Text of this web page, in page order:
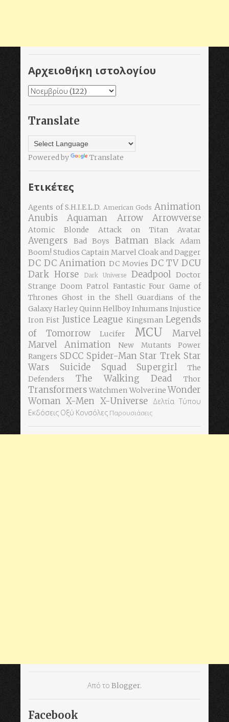
Αρχειοθήκη ιστολογίου
Translate
Powered by Translate
Ετικέτες
Agents of S.H.I.E.L.D. American Gods Animation
Anubis
Aquaman Arrow Arrowverse
Atomic Blonde Attack on Titan Avatar
Avengers Bad Boys Batman
Black Adam
Boom! Studios Captain Marvel Cloak and Dagger
DC DC Animation DC Movies DC TV DCU
Dark Horse
Dark Universe Deadpool Doctor
Strange Doom Patrol Fantastic Four Game of
Thrones Ghost in the Shell Guardians of the
GalaxyHarley QuinnHellboyInhumans Injustice
Iron Fist Justice League Kingsman Legends
of Tomorrow
Lucifer MCU
Marvel
Marvel Animation
New Mutants
Power
Rangers SDCC Spider-Man Star Trek Star
Wars
Suicide Squad Supergirl
The
Defenders
The Walking Dead Thor
Transformers Watchmen Wolverine Wonder
Woman X-Men X-Universe
Δελτία Τύπου
Εκδόσεις Οξύ Κονσόλες Παρουσιάσεις
Από το Blogger.
Facebook